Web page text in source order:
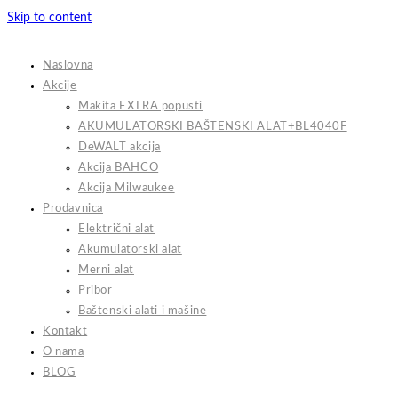
Skip to content
Naslovna
Akcije
Makita EXTRA popusti
AKUMULATORSKI BAŠTENSKI ALAT+BL4040F
DeWALT akcija
Akcija BAHCO
Akcija Milwaukee
Prodavnica
Električni alat
Akumulatorski alat
Merni alat
Pribor
Baštenski alati i mašine
Kontakt
O nama
BLOG